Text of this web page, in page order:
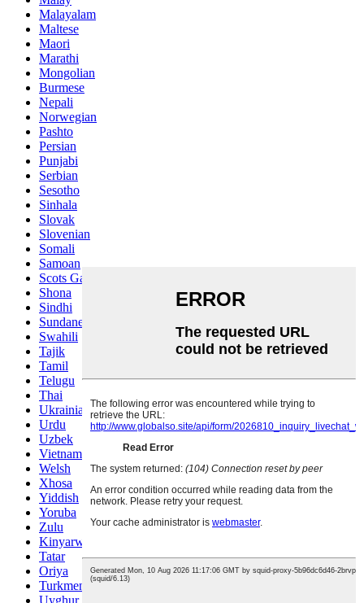
Malayalam
Maltese
Maori
Marathi
Mongolian
Burmese
Nepali
Norwegian
Pashto
Persian
Punjabi
Serbian
Sesotho
Sinhala
Slovak
Slovenian
Somali
Samoan
Scots Gaelic
Shona
Sindhi
Sundanese
Swahili
Tajik
Tamil
Telugu
Thai
Ukrainian
Urdu
Uzbek
Vietnamese
Welsh
Xhosa
Yiddish
Yoruba
Zulu
Kinyarwanda
Tatar
Oriya
Turkmen
Uyghur